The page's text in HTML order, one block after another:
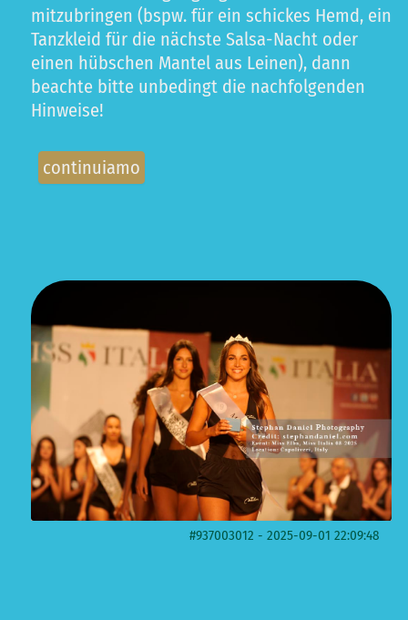
mitzubringen (bspw. für ein schickes Hemd, ein
Tanzkleid für die nächste Salsa-Nacht oder
einen hübschen Mantel aus Leinen), dann
beachte bitte unbedingt die nachfolgenden
Hinweise!
continuiamo
#937003012 - 2025-09-01 22:09:48